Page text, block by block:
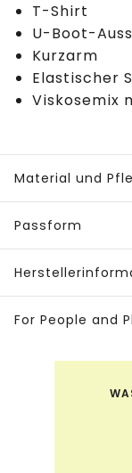
T-Shirt
U-Boot-
Kurzarm
Elastischer
Viskosemix
Material und
Passform
For People and